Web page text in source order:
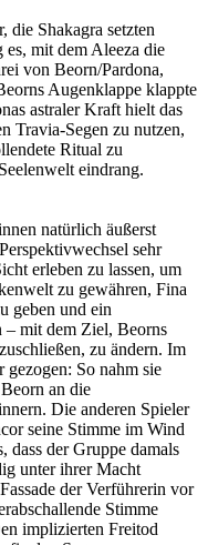
die Shakagra setzten
mit dem Aleeza die
von Beorn/Pardona,
Augenklappe klappte
astraler Kraft hielt das
Travia-Segen zu nutzen,
Ritual zu
eindrang.
natürlich äußerst
sehr
erleben zu lassen, um
zu gewähren, Fina
geben und ein
– mit dem Ziel, Beorns
zu ändern. Im
So nahm sie
an die
Die anderen Spieler
seine Stimme im Wind
dass der Gruppe damals
unter ihrer Macht
der Verführerin vor
Stimme
implizierten Freitod